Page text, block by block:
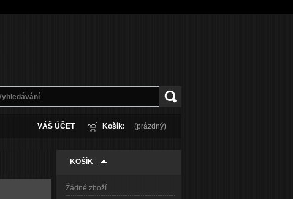
Košík: (prázdný)
VÁŠ ÚČET
KOŠÍK
Žádné zboží